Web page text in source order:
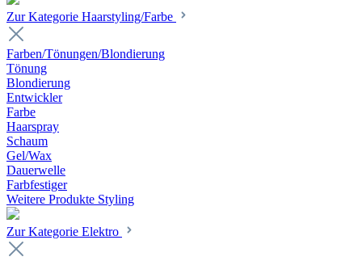
Zur Kategorie Haarstyling/Farbe
Farben/Tönungen/Blondierung
Tönung
Blondierung
Entwickler
Farbe
Haarspray
Schaum
Gel/Wax
Dauerwelle
Farbfestiger
Weitere Produkte Styling
Zur Kategorie Elektro